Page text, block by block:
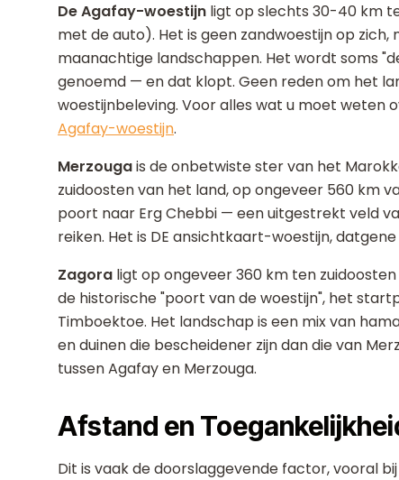
De Agafay-woestijn ligt op slechts 30-40 km
met de auto). Het is geen zandwoestijn op
maanachtige landschappen. Het wordt soms
genoemd — en dat klopt. Geen reden om het
woestijnbeleving. Voor alles wat u moet weten
Agafay-woestijn.
Merzougais de onbetwiste ster van het
zuidoosten van het land, op ongeveer 560 km
poort naar Erg Chebbi — een uitgestrekt veld
reiken. Het is DE ansichtkaart-woestijn,
Zagora ligt op ongeveer 360 km ten
de historische "poort van de woestijn", het
Timboektoe. Het landschap is een mix van
en duinen die bescheidener zijn dan die van
tussen Agafay en Merzouga.
Afstand en
Dit is vaak de doorslaggevende factor, vooral